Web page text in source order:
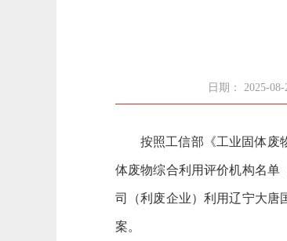
日期： 2025-08-
按照工信部《工业固体废
体废物综合利用评价机构名单
司（利废企业）利用辽宁大唐
案。